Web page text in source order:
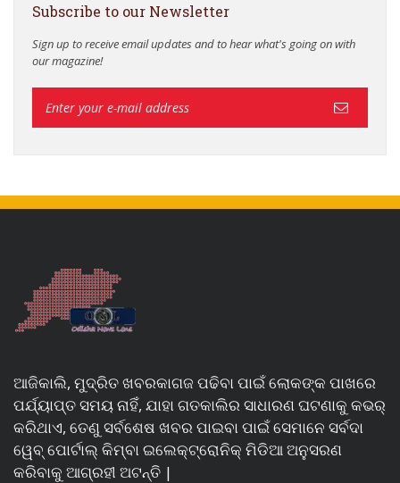
Subscribe to our Newsletter
Sign up to receive email updates and to hear what's going on with
our magazine!
ଆଜିକାଲି, ମୁଦ୍ରିତ ଖବରକାଗଜ ପଢିବା ପାଇଁ ଲୋକଙ୍କ ପାଖରେ
ପର୍ଯ୍ୟାପ୍ତ ସମୟ ନାହିଁ, ଯାହା ଗତକାଲିର ସାଧାରଣ ଘଟଣାକୁ କଭର୍
କରିଥାଏ, ତେଣୁ ସର୍ବଶେଷ ଖବର ପାଇବା ପାଇଁ ସେମାନେ ସର୍ବଦା
ୱେବ୍ ପୋର୍ଟାଲ୍ କିମ୍ବା ଇଲେକ୍ଟ୍ରୋନିକ୍ ମିଡିଆ ଅନୁସରଣ
କରିବାକୁ ଆଗ୍ରହୀ ଅଟନ୍ତି |